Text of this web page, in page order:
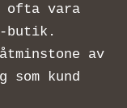
ofta vara
butik.
av
kund